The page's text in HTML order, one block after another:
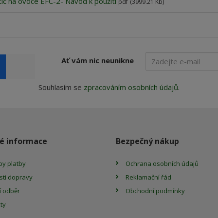
pdf (3999.21 Kb)
Ať vám nic neunikne
Souhlasím se zpracováním osobních údajů.
informace
platby
dopravy
odběr
Bezpečný nákup
Ochrana osobních údajů
Reklamační řád
Obchodní podmínky